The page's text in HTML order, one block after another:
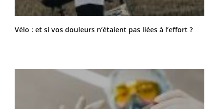
Vélo : et si vos douleurs n’étaient pas liées à l’effort ?